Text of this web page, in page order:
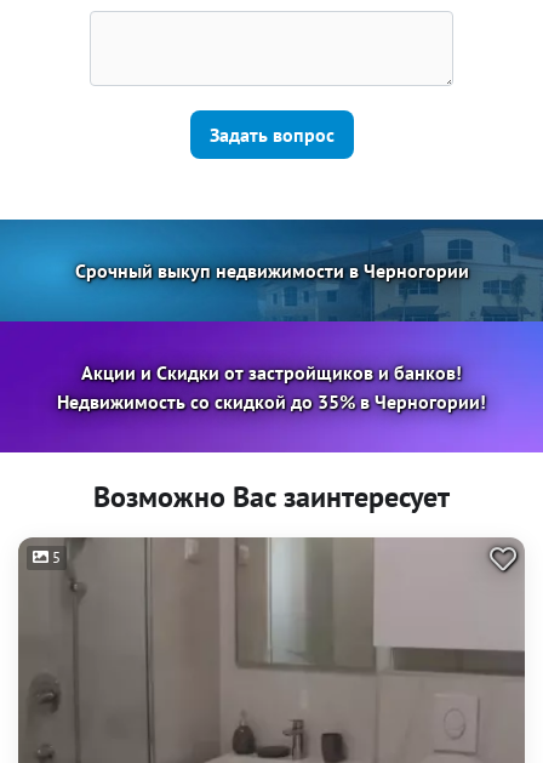
Задать вопрос
Срочный выкуп недвижимости в Черногории
Акции и Скидки от застройщиков и банков!
Недвижимость со скидкой до 35% в Черногории!
Возможно Вас заинтересует
5